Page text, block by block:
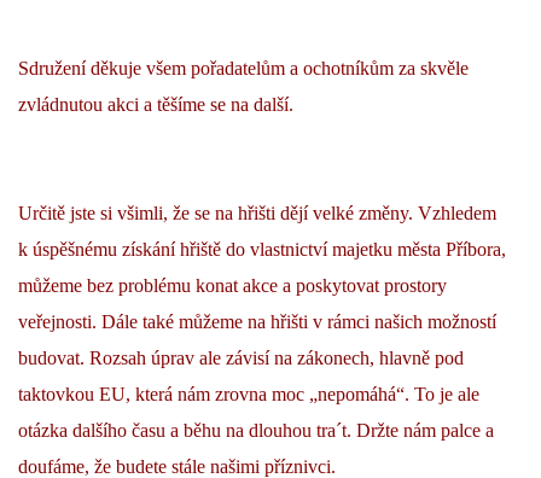
Sdružení děkuje všem pořadatelům a ochotníkům za skvěle
zvládnutou akci a těšíme se na další.
Určitě jste si všimli, že se na hřišti dějí velké změny. Vzhledem
k úspěšnému získání hřiště do vlastnictví majetku města Příbora,
můžeme bez problému konat akce a poskytovat prostory
veřejnosti. Dále také můžeme na hřišti v rámci našich možností
budovat. Rozsah úprav ale závisí na zákonech, hlavně pod
taktovkou EU, která nám zrovna moc „nepomáhá“. To je ale
otázka dalšího času a běhu na dlouhou tra´t. Držte nám palce a
doufáme, že budete stále našimi příznivci.